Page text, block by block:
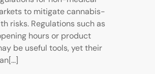
to mitigate cannabis-
risks. Regulations such as
hours or product
be useful tools, yet their